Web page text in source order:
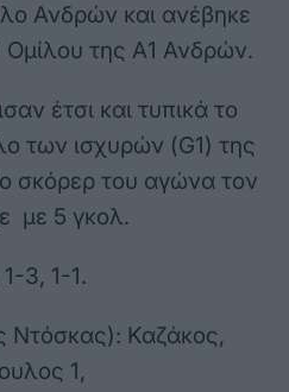
Ανδρών και ανέβηκε
Ομίλου της Α1 Ανδρών.
έτσι και τυπικά το
των ισχυρών (G1) της
σκόρερ του αγώνα τον
με 5 γκολ.
3, 1-1.
Καζάκος,
1,